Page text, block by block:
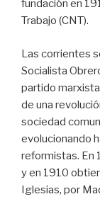
fundación en
Trabajo (CNT).
Las corrientes
Socialista
partido
de una
sociedad
evolucionando
reformistas. En
y en 1910
Iglesias, por